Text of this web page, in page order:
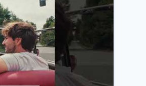
Geschichten – Ein
AG